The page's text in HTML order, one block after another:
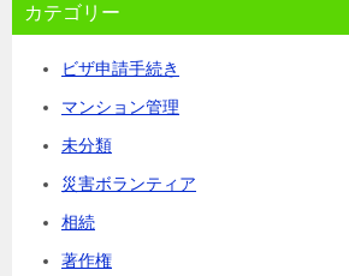
カテゴリー
ビザ申請手続き
マンション管理
未分類
災害ボランティア
相続
著作権